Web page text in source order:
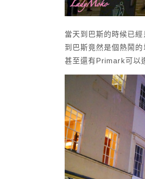
當天到巴斯的時候已
到巴斯竟然是個熱鬧
甚至還有Primark可以